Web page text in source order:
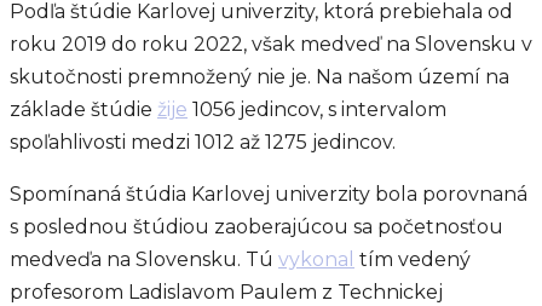
Podľa štúdie Karlovej univerzity, ktorá prebiehala od
roku 2019 do roku 2022, však medveď na Slovensku v
skutočnosti premnožený nie je. Na našom území na
základe štúdie žije 1056 jedincov, s intervalom
spoľahlivosti medzi 1012 až 1275 jedincov.
Spomínaná štúdia Karlovej univerzity bola porovnaná
s poslednou štúdiou zaoberajúcou sa početnosťou
medveďa na Slovensku. Tú vykonal tím vedený
profesorom Ladislavom Paulem z Technickej